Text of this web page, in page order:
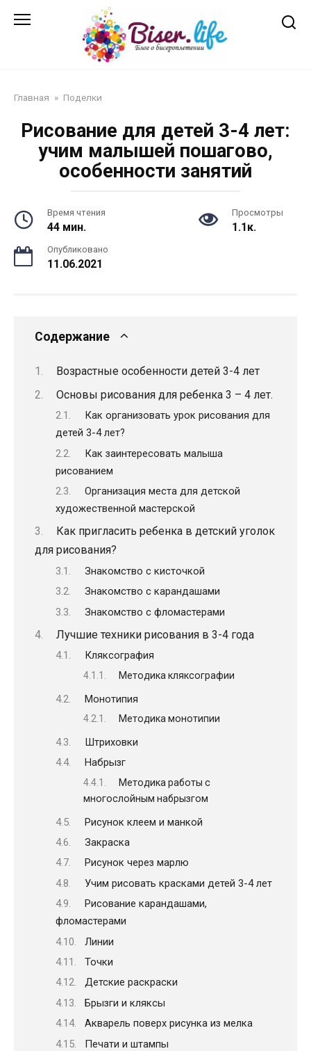
Главная » Поделки
Рисование для детей 3-4 лет:
учим малышей пошагово,
особенности занятий
Время чтения
44 мин.
Просмотры
1.1к.
Опубликовано
11.06.2021
Содержание
Возрастные особенности детей 3-4 лет
Основы рисования для ребенка 3 – 4 лет.
Как организовать урок рисования для
детей 3-4 лет?
Как заинтересовать малыша
рисованием
Организация места для детской
художественной мастерской
Как пригласить ребенка в детский уголок
для рисования?
Знакомство с кисточкой
Знакомство с карандашами
Знакомство с фломастерами
Лучшие техники рисования в 3-4 года
Кляксография
Методика кляксографии
Монотипия
Методика монотипии
Штриховки
Набрызг
Методика работы с
многослойным набрызгом
Рисунок клеем и манкой
Закраска
Рисунок через марлю
Учим рисовать красками детей 3-4 лет
Рисование карандашами,
фломастерами
Линии
Точки
Детские раскраски
Брызги и кляксы
Акварель поверх рисунка из мелка
Печати и штампы